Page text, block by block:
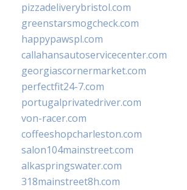
pizzadeliverybristol.com
greenstarsmogcheck.com
happypawspl.com
callahansautoservicecenter.com
georgiascornermarket.com
perfectfit24-7.com
portugalprivatedriver.com
von-racer.com
coffeeshopcharleston.com
salon104mainstreet.com
alkaspringswater.com
318mainstreet8h.com